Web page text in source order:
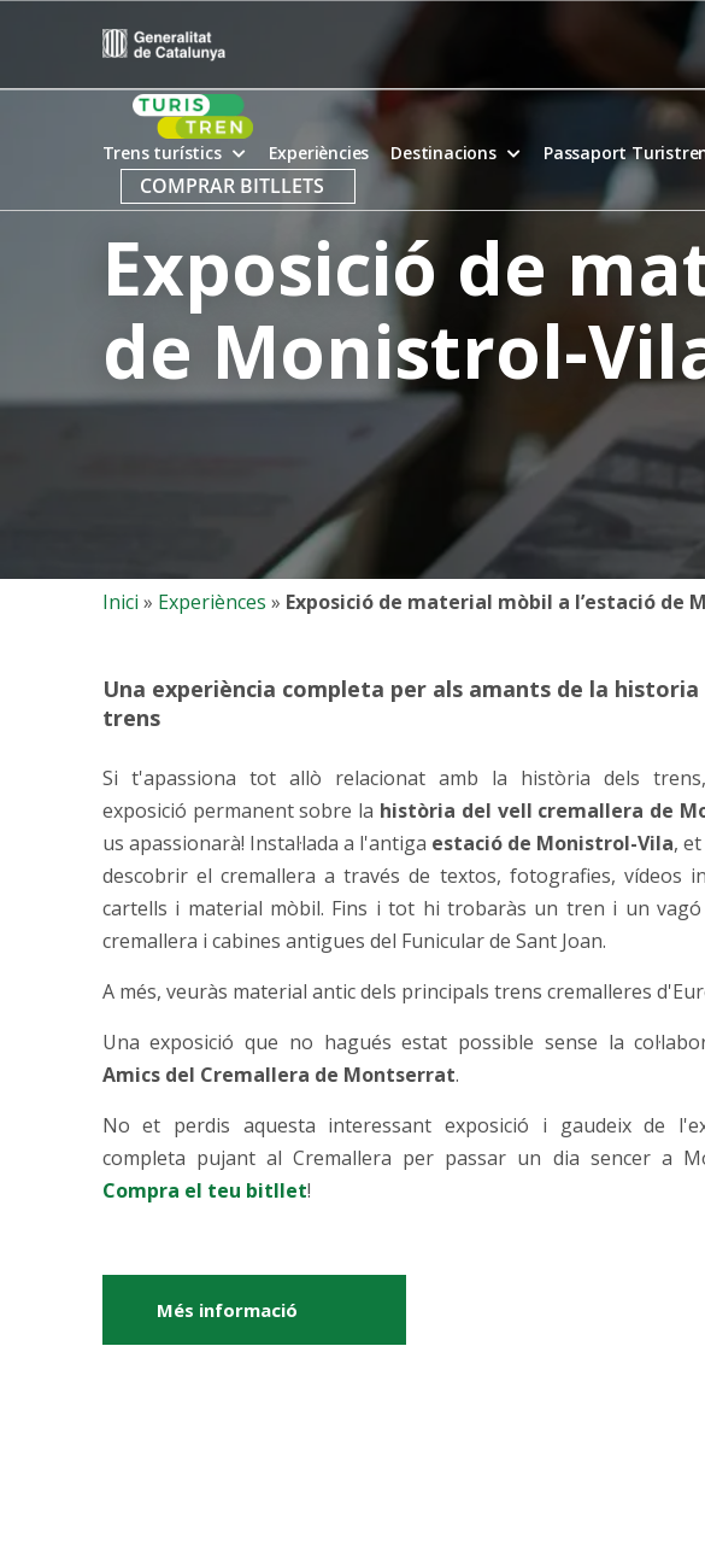
Trens turístics Experiències Destinacions Passaport
COMPRAR BITLLETS
Inici » Experiènces » Exposició de material mòbil a l’estació de
Exposició de
de Monistrol-
Una experiència completa per als amants de la historia
trens
Si t'apassiona tot allò relacionat amb la història dels
exposició permanent sobre la història del vell cremallera de
us apassionarà! Instal·lada a l'antiga estació de Monistrol-Vila,
descobrir el cremallera a través de textos, fotografies, vídeos
cartells i material mòbil. Fins i tot hi trobaràs un tren i un
cremallera i cabines antigues del Funicular de Sant Joan.
A més, veuràs material antic dels principals trens cremalleres
Una exposició que no hagués estat possible sense la
Amics del Cremallera de Montserrat.
No et perdis aquesta interessant exposició i gaudeix de
completa pujant al Cremallera per passar un dia sencer a
Compra el teu bitllet!
Més informació